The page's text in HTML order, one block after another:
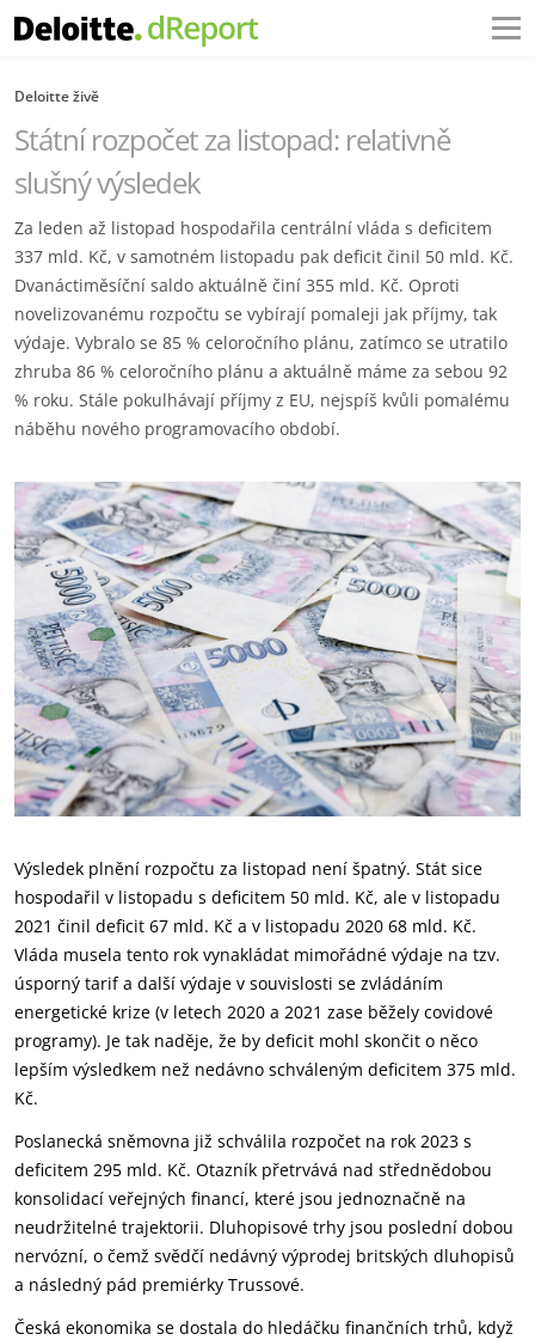
Deloitte živě
Státní rozpočet za listopad: relativně
slušný výsledek
Za leden až listopad hospodařila centrální vláda s deficitem
337 mld. Kč, v samotném listopadu pak deficit činil 50 mld. Kč.
Dvanáctiměsíční saldo aktuálně činí 355 mld. Kč. Oproti
novelizovanému rozpočtu se vybírají pomaleji jak příjmy, tak
výdaje. Vybralo se 85 % celoročního plánu, zatímco se utratilo
zhruba 86 % celoročního plánu a aktuálně máme za sebou 92
% roku. Stále pokulhávají příjmy z EU, nejspíš kvůli pomalému
náběhu nového programovacího období.
Výsledek plnění rozpočtu za listopad není špatný. Stát sice
hospodařil v listopadu s deficitem 50 mld. Kč, ale v listopadu
2021 činil deficit 67 mld. Kč a v listopadu 2020 68 mld. Kč.
Vláda musela tento rok vynakládat mimořádné výdaje na tzv.
úsporný tarif a další výdaje v souvislosti se zvládáním
energetické krize (v letech 2020 a 2021 zase běžely covidové
programy). Je tak naděje, že by deficit mohl skončit o něco
lepším výsledkem než nedávno schváleným deficitem 375 mld.
Kč.
Poslanecká sněmovna již schválila rozpočet na rok 2023 s
deficitem 295 mld. Kč. Otazník přetrvává nad střednědobou
konsolidací veřejných financí, které jsou jednoznačně na
neudržitelné trajektorii. Dluhopisové trhy jsou poslední dobou
nervózní, o čemž svědčí nedávný výprodej britských dluhopisů
a následný pád premiérky Trussové.
Česká ekonomika se dostala do hledáčku finančních trhů, když